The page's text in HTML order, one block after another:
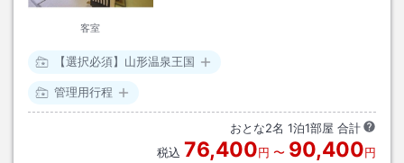
客室
【選択必須】山形温泉王国
管理用行程
おとな2名 1泊1部屋 合計
税込 76,400円 〜 90,400円